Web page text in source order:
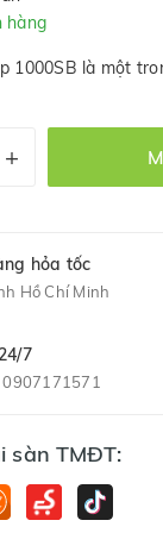
hàng
1000SB là một
+
hỏa tốc
Hồ Chí Minh
7
0907171571
sàn TMĐT: